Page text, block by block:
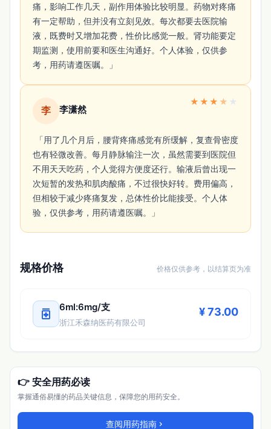
痛，影响工作几天，副作用体验比较明显。药物对疼痛
有一定帮助，但并没有立刻见效。每次都要去医院输
液，既费时又增加花费，性价比感觉一般。肾功能要定
期监测，使用前要和医生沟通好。个人体验，仅供参
考，用药请遵医嘱。」
李 李潇然
★ ★ ★ ★ ★
也有轻微改善。每月静脉输注一次，虽然需要到医院但
不用天天吃药，个人觉得方便度还行。输液后曾出现一
次短暂的发热和肌肉酸痛，不过很快好转。费用偏高，
但相较于减少疼痛复发，总体性价比能接受。个人体
验，仅供参考，用药请遵医嘱。」
规格价格 价格仅供参考，以结算页为准
medication 6ml:6mg/支
浙江禾森纳医药有限公司
¥ 73.00
👉 安全用药必读
掌握通俗易懂的药品关键信息，保障您的用药安全。
查阅用药指南 chevron_right